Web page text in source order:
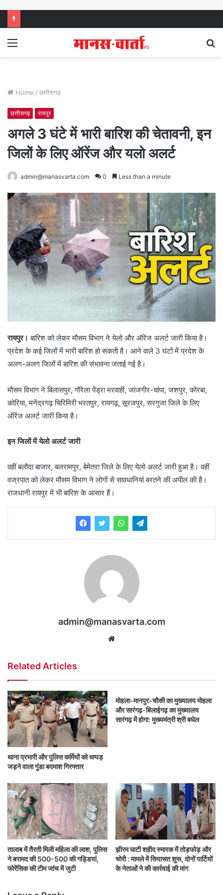
Menu
Home / छत्तीसगढ़
छत्तीसगढ़ रायपुर
अगले 3 घंटे में भारी बारिश की चेतावनी, इन
जिलों के लिए ऑरेंज और यलो अलर्ट
admin@manasvarta.com 0 Less than a minute
रायपुर। बारिश को लेकर मौसम विभाग ने येलो और ऑरेंज अलर्ट जारी किया है।
प्रदेश के कई जिलों में भारी बारिश हो सकती है। आने वाले 3 घंटों में प्रदेश के
अलग-अलग जिलों में बारिश की संभावना जताई गई है।
मौसम विभाग ने बिलासपुर, गौरेला पेंड्रा मरवाही, जांजगीर-चांपा, जशपुर, कोरबा,
कोरिया, मनेंद्रगढ़ चिरिमिरी भरतपुर, रायगढ़, सूरजपुर, सरगुजा जिले के लिए
ऑरेंज अलर्ट जारी किया है।
इन जिलों में येलो अलर्ट जारी
वहीं बलौदा बाजार, बलरामपुर, बेमेतरा जिले के लिए येलो अलर्ट जारी हुआ है। वहीं
वज्रपात को लेकर मौसम विभाग ने लोगों से सावधानियां बरतने की अपील की है।
राजधानी रायपुर में भी बारिश के आसार हैं।
admin@manasvarta.com
Website
Related Articles
थाना प्रभारी और पुलिस कर्मियों को थप्पड़
जड़ने वाला गुंडा बदमाश गिरफ्तार
मोहला-मानपुर-चौकी का मुख्यालय मोहला
और सारंगढ़-बिलाईगढ़ का मुख्यालय
सारंगढ़ में होगा: मुख्यमंत्री श्री बघेल
तालाब में तैरती मिली महिला की लाश, पुलिस
ने बरामद की 500-500 की गड्डियां,
फोरेंसिक की टीम जांच में जुटी
झीरम घाटी शहीद स्मारक में तोड़फोड़ और
चोरी : मामले में सियासत शुरू, दोनों पार्टियों
के नेताओं ने की कार्रवाई की मांग